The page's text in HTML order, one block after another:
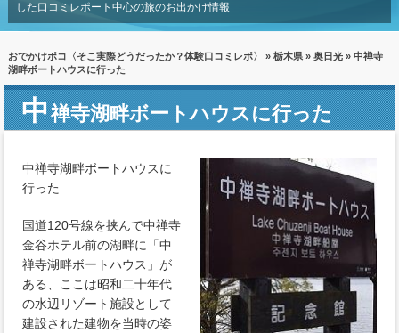
した口コミレポート中心の旅のお出かけ情報
おでかけポコ〈そこ実際どうだったか？体験口コミレポ〉 » 栃木県» 奥日光» 中禅寺
湖畔ボートハウスに行った
中禅寺湖畔ボートハウスに行った
中禅寺湖畔ボートハウスに
行った
国道120号線を挟んで中禅寺
金谷ホテル前の湖畔に「中
禅寺湖畔ボートハウス」が
ある、ここは昭和二十年代
の水辺リゾート施設として
建設された建物を当時の姿